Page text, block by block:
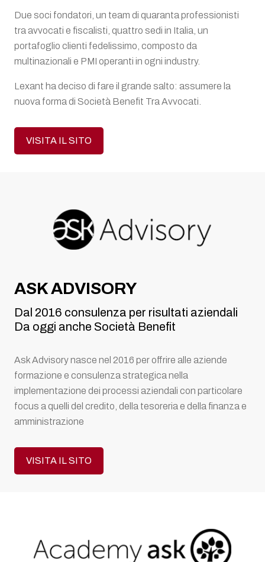
Due soci fondatori, un team di quaranta professionisti
tra avvocati e fiscalisti, quattro sedi in Italia, un
portafoglio clienti fedelissimo, composto da
multinazionali e PMI operanti in ogni industry.
Lexant ha deciso di fare il grande salto: assumere la
nuova forma di Società Benefit Tra Avvocati.
VISITA IL SITO
ASK ADVISORY
Dal 2016 consulenza per risultati aziendali
Da oggi anche Società Benefit
Ask Advisory nasce nel 2016 per offrire alle aziende
formazione e consulenza strategica nella
implementazione dei processi aziendali con particolare
focus a quelli del credito, della tesoreria e della finanza e
amministrazione
VISITA IL SITO